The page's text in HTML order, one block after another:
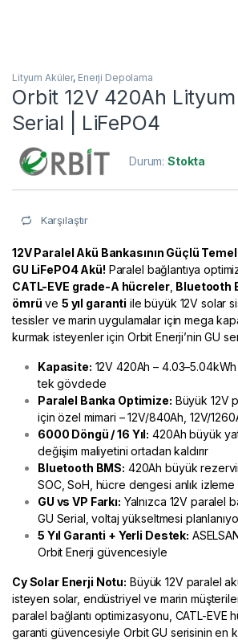
Lityum Aküler, Enerji Depolama
Orbit 12V 420Ah
Serial | LiFePO4
Durum:Stokta
Karşılaştır
12V Paralel Akü Bankasının Güçlü
GU LiFePO4 Akü! Paralel bağlantıya
CATL-EVE grade-A hücreler, Bluetooth
ömrü ve 5 yıl garanti ile büyük 12V solar
tesisler ve marin uygulamalar için mega
kurmak isteyenler için Orbit Enerji’nin GU
Kapasite: 12V 420Ah –
tek gövdede
Paralel Banka Optimize: Büyük 12V
için özel mimari – 12V/840Ah, 12V/
6000 Döngü / 16 Yıl: 420Ah büyük
değişim maliyetini ortadan kaldırır
Bluetooth BMS: 420Ah büyük
SOC, SoH, hücre dengesi anlık izleme
GU vs VP Farkı: Yalnızca 12V paralel
GU Serial, voltaj yükseltmesi
5 Yıl Garanti + Yerli Destek:
Orbit Enerji güvencesiyle
Cy Solar Enerji Notu: Büyük 12V paralel
isteyen solar, endüstriyel ve marin
paralel bağlantı optimizasyonu, CATL-EVE
garanti güvencesiyle Orbit GU serisinin en